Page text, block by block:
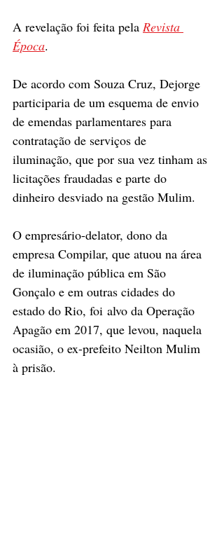
A revelação foi feita pela Revista
Época.
De acordo com Souza Cruz, Dejorge
participaria de um esquema de envio
de emendas parlamentares para
contratação de serviços de
iluminação, que por sua vez tinham as
licitações fraudadas e parte do
dinheiro desviado na gestão Mulim.
O empresário-delator, dono da
empresa Compilar, que atuou na área
de iluminação pública em São
Gonçalo e em outras cidades do
estado do Rio, foi alvo da Operação
Apagão em 2017, que levou, naquela
ocasião, o ex-prefeito Neilton Mulim
à prisão.